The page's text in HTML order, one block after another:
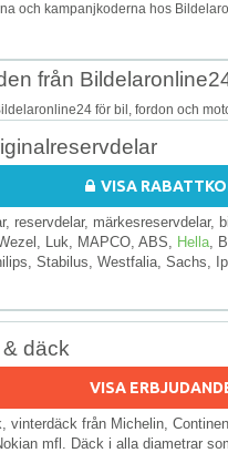
och kampanjkoderna hos
från
för bil, fordon och
VISA
reservdelar, märkesreservdelar,
Luk, MAPCO, ABS,
Hella ,
Stabilus, Westfalia, Sachs,
däck
VISA
från Michelin,
mfl. Däck i alla diametrar